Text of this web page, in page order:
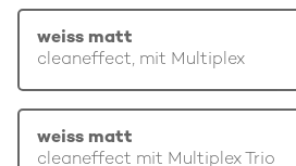
weiss matt
cleaneffect, mit Multiplex
weiss matt
cleaneffect mit Multiplex Trio